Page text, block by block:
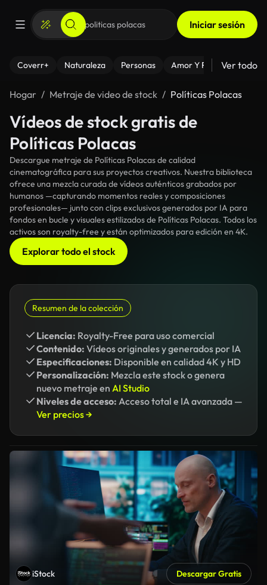
Iniciar sesión
Coverr+ Naturaleza Personas Amor Y Relaciones
Ver todo
Hogar Metraje de video de stock Políticas Polacas
Vídeos de stock gratis de
Políticas Polacas
Descargue metraje de Políticas Polacas de calidad
cinematográfica para sus proyectos creativos. Nuestra biblioteca
ofrece una mezcla curada de vídeos auténticos grabados por
humanos —capturando momentos reales y composiciones
profesionales— junto con clips exclusivos generados por IA para
fondos en bucle y visuales estilizados de Políticas Polacas. Todos los
activos son royalty-free y están optimizados para edición en 4K.
Explorar todo el stock
Resumen de la colección
Licencia: Royalty-Free para uso comercial
Contenido: Vídeos originales y generados por IA
Especificaciones: Disponible en calidad 4K y HD
Personalización: Mezcla este stock o genera
nuevo metraje en AI Studio
Niveles de acceso: Acceso total e IA avanzada —
Ver precios →
iStock Descargar Gratis